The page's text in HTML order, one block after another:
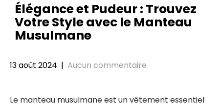
Élégance et Pudeur : Trouvez
Votre Style avec le Manteau
Musulmane
13 août 2024 | Aucun commentaire
Le manteau musulmane est un vêtement essentiel